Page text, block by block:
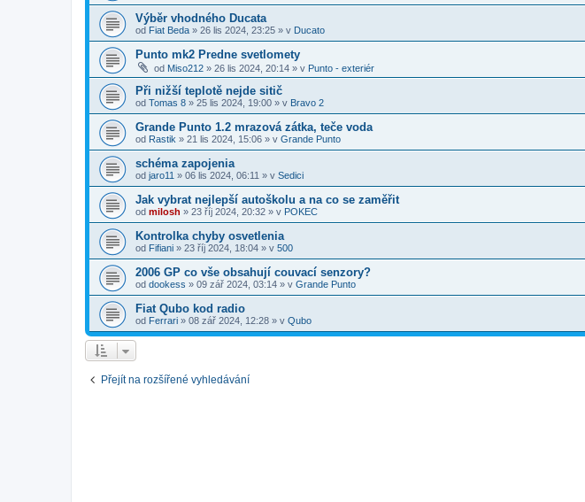
Výběr vhodného Ducata
od Fiat Beda » 26 lis 2024, 23:25 » v Ducato
Punto mk2 Predne svetlomety
od Miso212 » 26 lis 2024, 20:14 » v Punto - exteriér
Při nižší teplotě nejde sitič
od Tomas 8 » 25 lis 2024, 19:00 » v Bravo 2
Grande Punto 1.2 mrazová zátka, teče voda
od Rastik » 21 lis 2024, 15:06 » v Grande Punto
schéma zapojenia
od jaro11 » 06 lis 2024, 06:11 » v Sedici
Jak vybrat nejlepší autoškolu a na co se zaměřit
od milosh » 23 říj 2024, 20:32 » v POKEC
Kontrolka chyby osvetlenia
od Fifiani » 23 říj 2024, 18:04 » v 500
2006 GP co vše obsahují couvací senzory?
od dookess » 09 zář 2024, 03:14 » v Grande Punto
Fiat Qubo kod radio
od Ferrari » 08 zář 2024, 12:28 » v Qubo
Přejít na rozšířené vyhledávání